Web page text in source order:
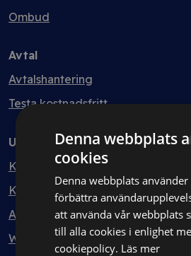
Ombud
Avtal
Avtalshantering
Testa kostnadsfritt
Utbildning
Kurser
Kurspaket
Abonnemang
Webbinarium
Denna webbplats
cookies
Denna webbplats
förbättra
att använda vår webbplats
till alla cookies i enlighet
cookiepolicy. Läs mer